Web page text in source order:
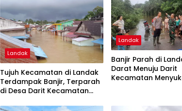
Landak
Tujuh Kecamatan di Landak
Terdampak Banjir, Terparah
di Desa Darit Kecamatan
Landak
Banjir Parah di
Darat Menuju Darit
Kecamatan